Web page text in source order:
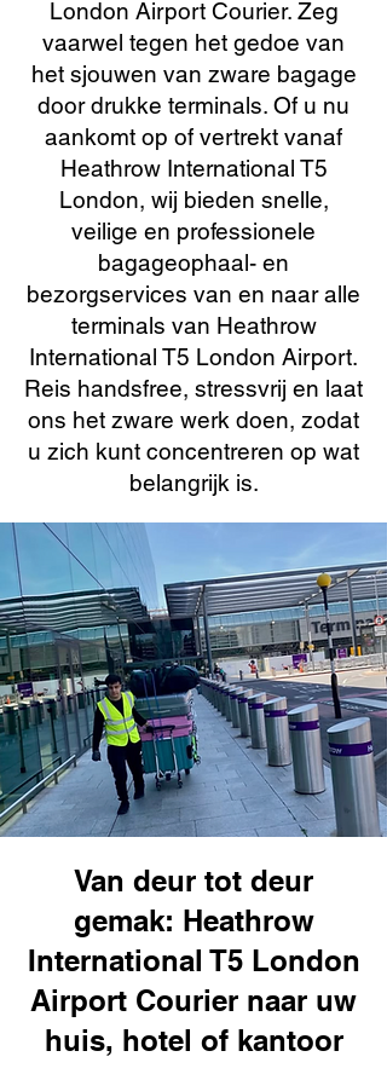
London Airport Courier. Zeg
vaarwel tegen het gedoe van
het sjouwen van zware bagage
door drukke terminals. Of u nu
aankomt op of vertrekt vanaf
Heathrow International T5
London, wij bieden snelle,
veilige en professionele
bagageophaal- en
bezorgservices van en naar alle
terminals van Heathrow
International T5 London Airport.
Reis handsfree, stressvrij en laat
ons het zware werk doen, zodat
u zich kunt concentreren op wat
belangrijk is.
Van deur tot deur
gemak: Heathrow
International T5 London
Airport Courier naar uw
huis, hotel of kantoor